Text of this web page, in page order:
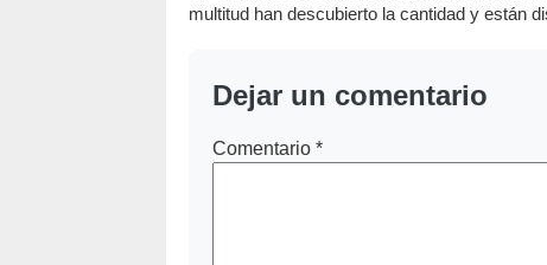
multitud han descubierto la cantidad y están
Dejar un comentario
Comentario *